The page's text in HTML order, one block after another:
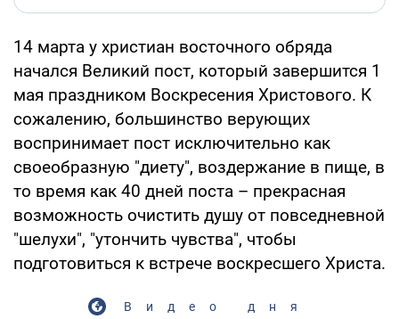
14 марта у христиан восточного обряда
начался Великий пост, который завершится 1
мая праздником Воскресения Христового. К
сожалению, большинство верующих
воспринимает пост исключительно как
своеобразную "диету", воздержание в пище, в
то время как 40 дней поста – прекрасная
возможность очистить душу от повседневной
"шелухи", "утончить чувства", чтобы
подготовиться к встрече воскресшего Христа.
Видео дня